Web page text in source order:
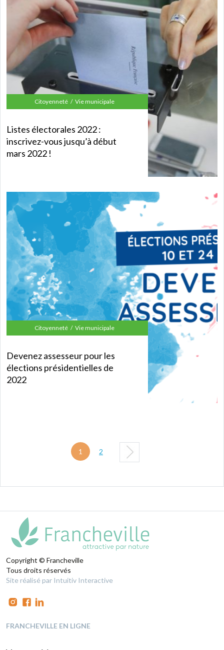
Citoyenneté Vie municipale
Listes électorales 2022 :
inscrivez-vous jusqu’à début
mars 2022 !
Citoyenneté Vie municipale
Devenez assesseur pour les
élections présidentielles de
2022
1 2
Copyright © Francheville
Tous droits réservés
Site réalisé par Intuitiv Interactive
FRANCHEVILLE EN LIGNE